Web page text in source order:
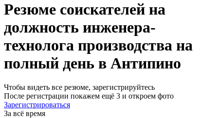
Резюме соискателей на
должность инженера-
технолога производства на
полный день в Антипино
Чтобы видеть все резюме, зарегистрируйтесь
После регистрации покажем ещё 3 и откроем фото
Зарегистрироваться
За всё время